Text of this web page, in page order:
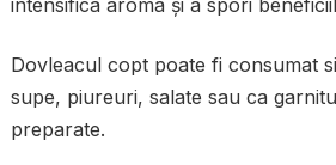
Dovleacul copt poate fi consumat
supe, piureuri, salate sau ca
preparate.